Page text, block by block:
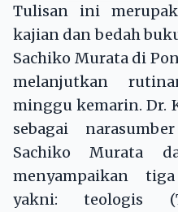
Tulisan ini
kajian dan bedah
Sachiko Murata di
melanjutkan
minggu kemarin. Dr.
sebagai
Sachiko Murata
menyampaikan
yakni: teologis